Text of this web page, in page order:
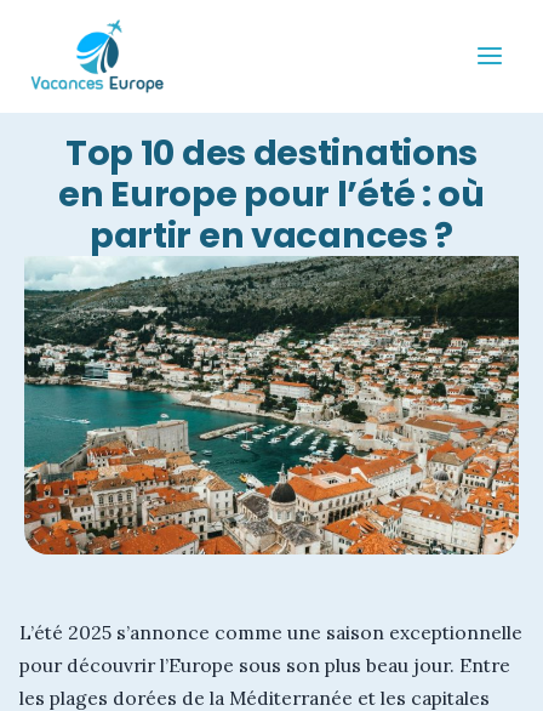
contenu
Top 10 des destinations
en Europe pour l’été : où
partir en vacances ?
L’été 2025 s’annonce comme une saison exceptionnelle
pour découvrir l’Europe sous son plus beau jour. Entre
les plages dorées de la Méditerranée et les capitales